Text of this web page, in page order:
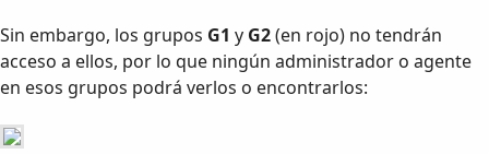
Sin embargo, los grupos G1 y G2(en rojo) no tendrán
acceso a ellos, por lo que ningún administrador o agente
en esos grupos podrá verlos o encontrarlos: